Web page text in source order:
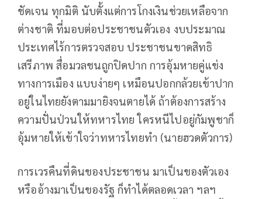
ชัดเจน ทุกมิติ นับตั้งแต่การโกงเงินช่วยเหลือจาก
ต่างชาติ ที่มอบต่อประชาชนตัวเอง งบประมาณ
ประเทศไร้การตรวจสอบ ประชาชนขาดสิทธิ
เสรีภาพ สื่อมวลชนถูกปิดปาก การอุ้มหายคู่แข่ง
ทางการเมือง แบบง่ายๆ เหมือนปอกกล้วยเข้าปาก
อยู่ในไทยยังตามมายิงจนตายได้ ถ้าต้องการสร้าง
ความปั่นป่วนให้ทหารไทย ใครหนีไปอยู่กัมพูชาก็
อุ้มหายให้เข้าใจว่าทหารไทยทำ (นายฮวดตัวการ)
การเวรคืนที่ดินของประชาชน มาเป็นของตัวเอง
หรืออ้างมาเป็นของรัฐ ก็ทำได้ตลอดเวลา ฯลฯ